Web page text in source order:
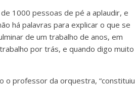
1000 pessoas de pé a aplaudir, e
há palavras para explicar o que se
de um trabalho de anos, em
por trás, e quando digo muito
o professor da orquestra, “constituiu